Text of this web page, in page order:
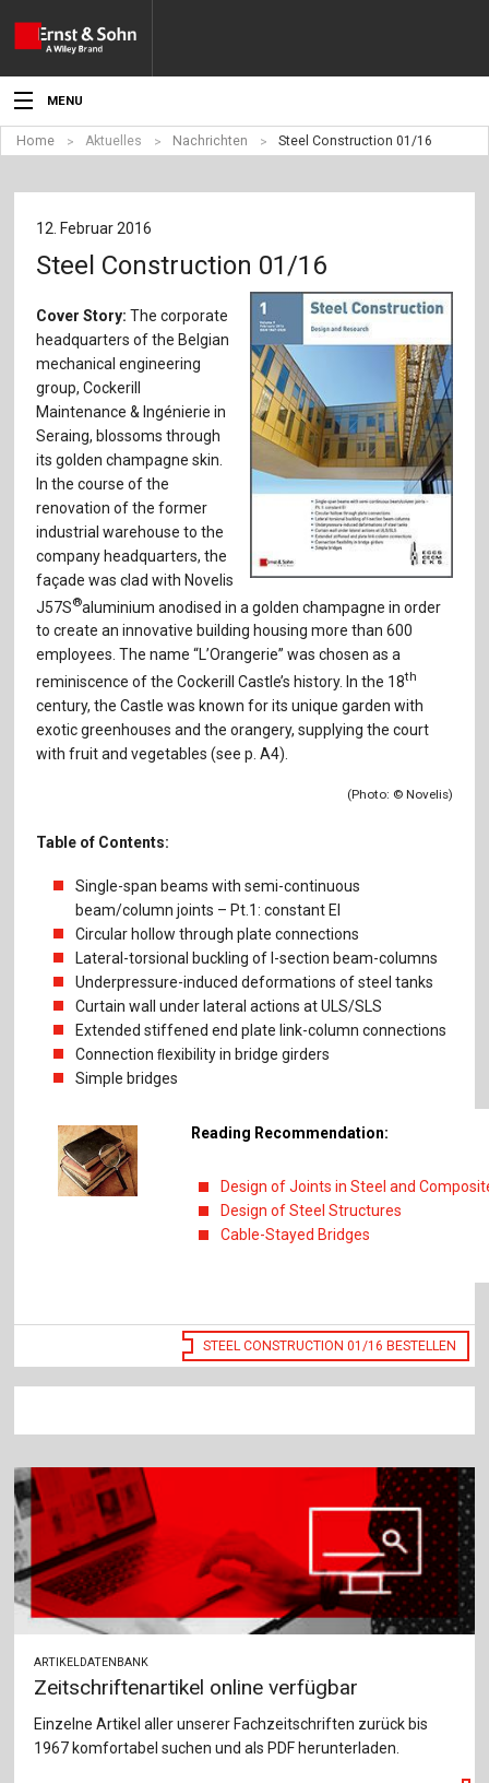
MENU
Aktuelles
Produkte
Werben
Service
Für Autor:innen
Verlag
Sprache / Language: DE
Home Aktuelles Nachrichten Steel Construction 01/16
12. Februar 2016
Steel Construction 01/16
Cover Story: The corporate
headquarters of the Belgian
mechanical engineering
group, Cockerill
Maintenance & Ingénierie in
Seraing, blossoms through
its golden champagne skin.
In the course of the
renovation of the former
industrial warehouse to the
company headquarters, the
façade was clad with Novelis
J57S®aluminium anodised in a golden champagne in order
to create an innovative building housing more than 600
employees. The name “L’Orangerie” was chosen as a
reminiscence of the Cockerill Castle’s history. In the 18th
century, the Castle was known for its unique garden with
exotic greenhouses and the orangery, supplying the court
with fruit and vegetables (see p. A4).
(Photo: © Novelis)
Table of Contents:
Single-span beams with semi-continuous
beam/column joints – Pt.1: constant EI
Circular hollow through plate connections
Lateral-torsional buckling of I-section beam-columns
Underpressure-induced deformations of steel tanks
Curtain wall under lateral actions at ULS/SLS
Extended stiffened end plate link-column connections
Connection ﬂexibility in bridge girders
Simple bridges
Reading Recommendation:
Design of Joints in Steel and
Design of Steel Structures
Cable-Stayed Bridges
STEEL CONSTRUCTION 01/16 BESTELLEN
ARTIKELDATENBANK
Zeitschriftenartikel online verfügbar
Einzelne Artikel aller unserer Fachzeitschriften zurück bis
1967 komfortabel suchen und als PDF herunterladen.